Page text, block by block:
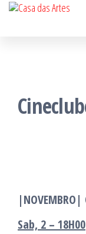
Saltar
Sab, 2 – 18H00